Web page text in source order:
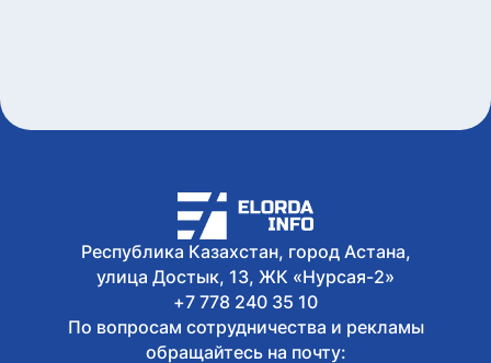
области пройдет в Астане
Республика Казахстан, город Астана,
улица Достык, 13, ЖК «Нурсая-2»
+7 778 240 35 10
По вопросам сотрудничества и рекламы
обращайтесь на почту: